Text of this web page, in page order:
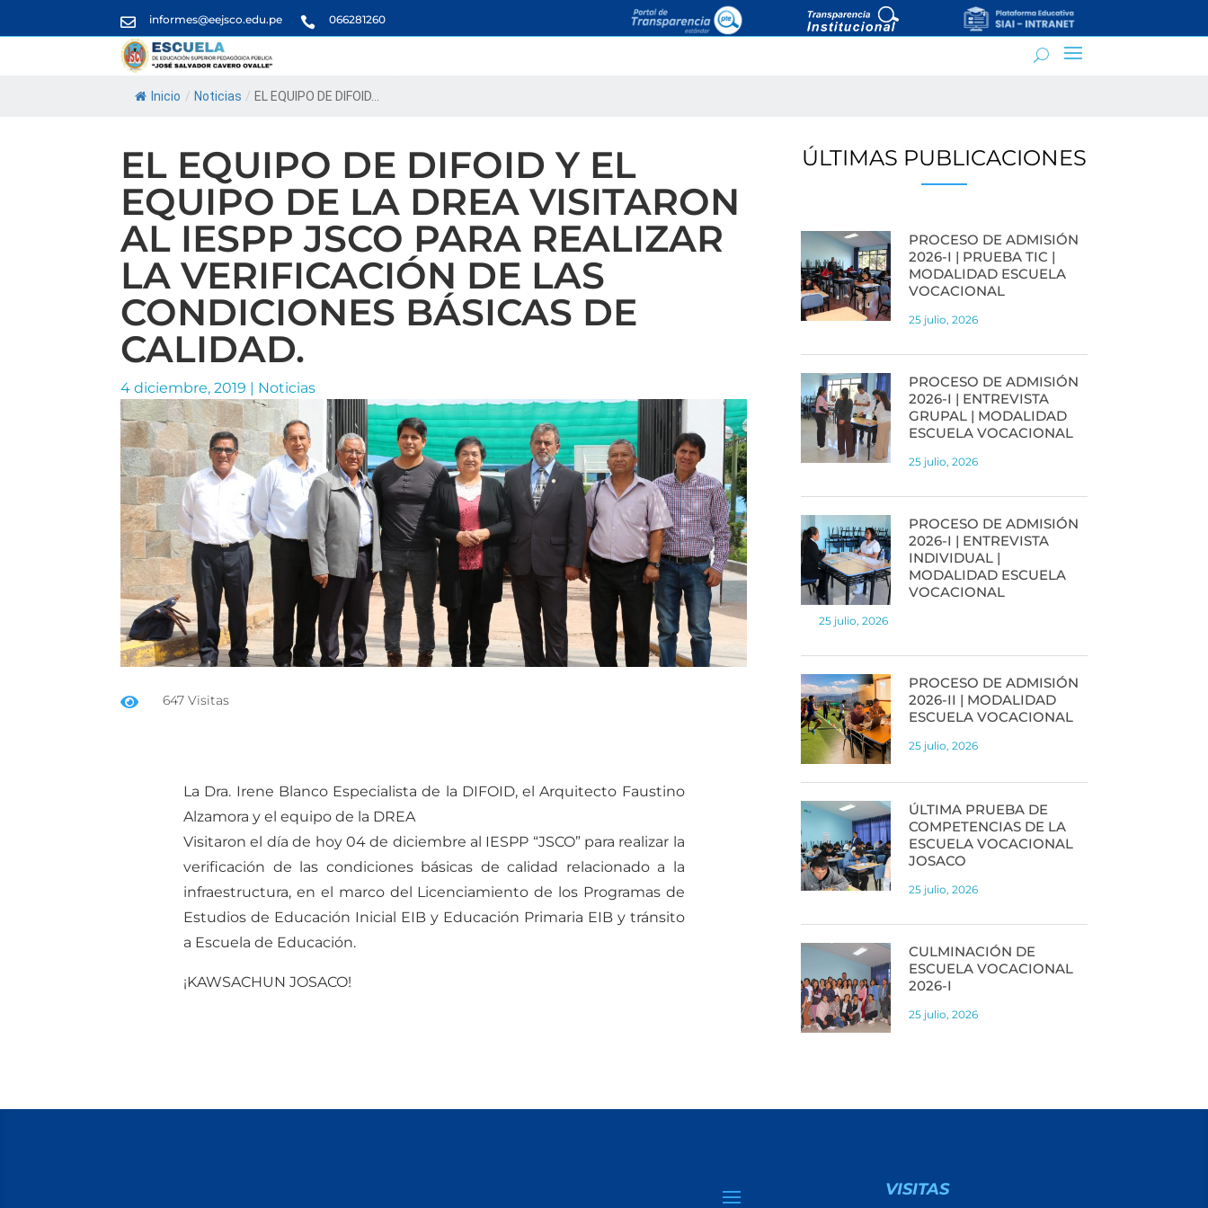
 informes@eejsco.edu.pe  066281260
Inicio / Noticias / EL EQUIPO DE DIFOID...
EL EQUIPO DE DIFOID Y EL
EQUIPO DE LA DREA VISITARON
AL IESPP JSCO PARA REALIZAR
LA VERIFICACIÓN DE LAS
CONDICIONES BÁSICAS DE
CALIDAD.
4 diciembre, 2019 | Noticias
 647 Visitas
La Dra. Irene Blanco Especialista de la DIFOID, el Arquitecto Faustino
Alzamora y el equipo de la DREA
Visitaron el día de hoy 04 de diciembre al IESPP “JSCO” para realizar la
verificación de las condiciones básicas de calidad relacionado a la
infraestructura, en el marco del Licenciamiento de los Programas de
Estudios de Educación Inicial EIB y Educación Primaria EIB y tránsito
a Escuela de Educación.
¡KAWSACHUN JOSACO!
ÚLTIMAS PUBLICACIONES
PROCESO DE ADMISIÓN
2026-I | PRUEBA TIC |
MODALIDAD ESCUELA
VOCACIONAL
25 julio, 2026
PROCESO DE ADMISIÓN
2026-I | ENTREVISTA
GRUPAL | MODALIDAD
ESCUELA VOCACIONAL
25 julio, 2026
PROCESO DE ADMISIÓN
2026-I | ENTREVISTA
INDIVIDUAL |
MODALIDAD ESCUELA
VOCACIONAL
25 julio, 2026
PROCESO DE ADMISIÓN
2026-II | MODALIDAD
ESCUELA VOCACIONAL
25 julio, 2026
ÚLTIMA PRUEBA DE
COMPETENCIAS DE LA
ESCUELA VOCACIONAL
JOSACO
25 julio, 2026
CULMINACIÓN DE
ESCUELA VOCACIONAL
2026-I
25 julio, 2026
VISITAS